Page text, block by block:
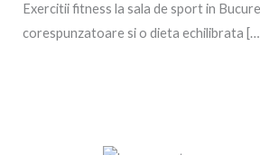
Exercitii fitness la sala de sport in
corespunzatoare si o dieta echilibrata